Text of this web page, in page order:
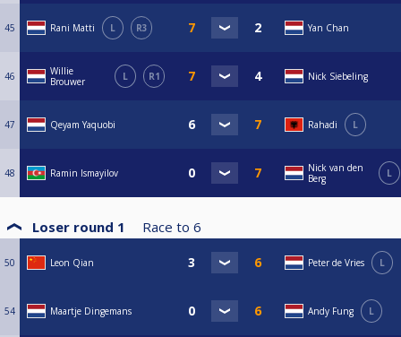
45 Rani Matti L R3 Yan Chan
46
Willie
Brouwer
L R1 Nick Siebeling
47 Qeyam Yaquobi Rahadi L
48 Ramin Ismayilov
Nick van den
Berg
L
Loser round 1 Race to 6
50 Leon Qian Peter de Vries L
54 Maartje Dingemans Andy Fung L